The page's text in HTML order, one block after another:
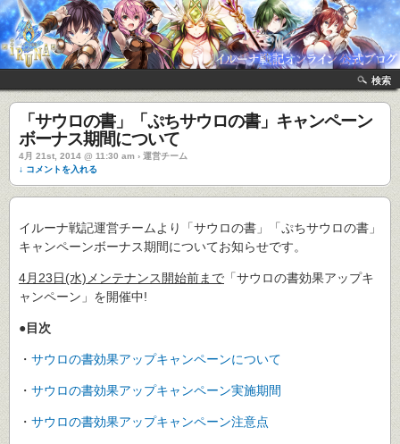
検索
「サウロの書」「ぷちサウロの書」キャンペーン
ボーナス期間について
4月 21st, 2014 @ 11:30 am › 運営チーム
↓ コメントを入れる
イルーナ戦記運営チームより「サウロの書」「ぷちサウロの書」
キャンペーンボーナス期間についてお知らせです。
4月23日(水)メンテナンス開始前まで 「サウロの書効果アップキ
ャンペーン」を開催中!
●目次
・ サウロの書効果アップキャンペーンについて
・ サウロの書効果アップキャンペーン実施期間
・ サウロの書効果アップキャンペーン注意点